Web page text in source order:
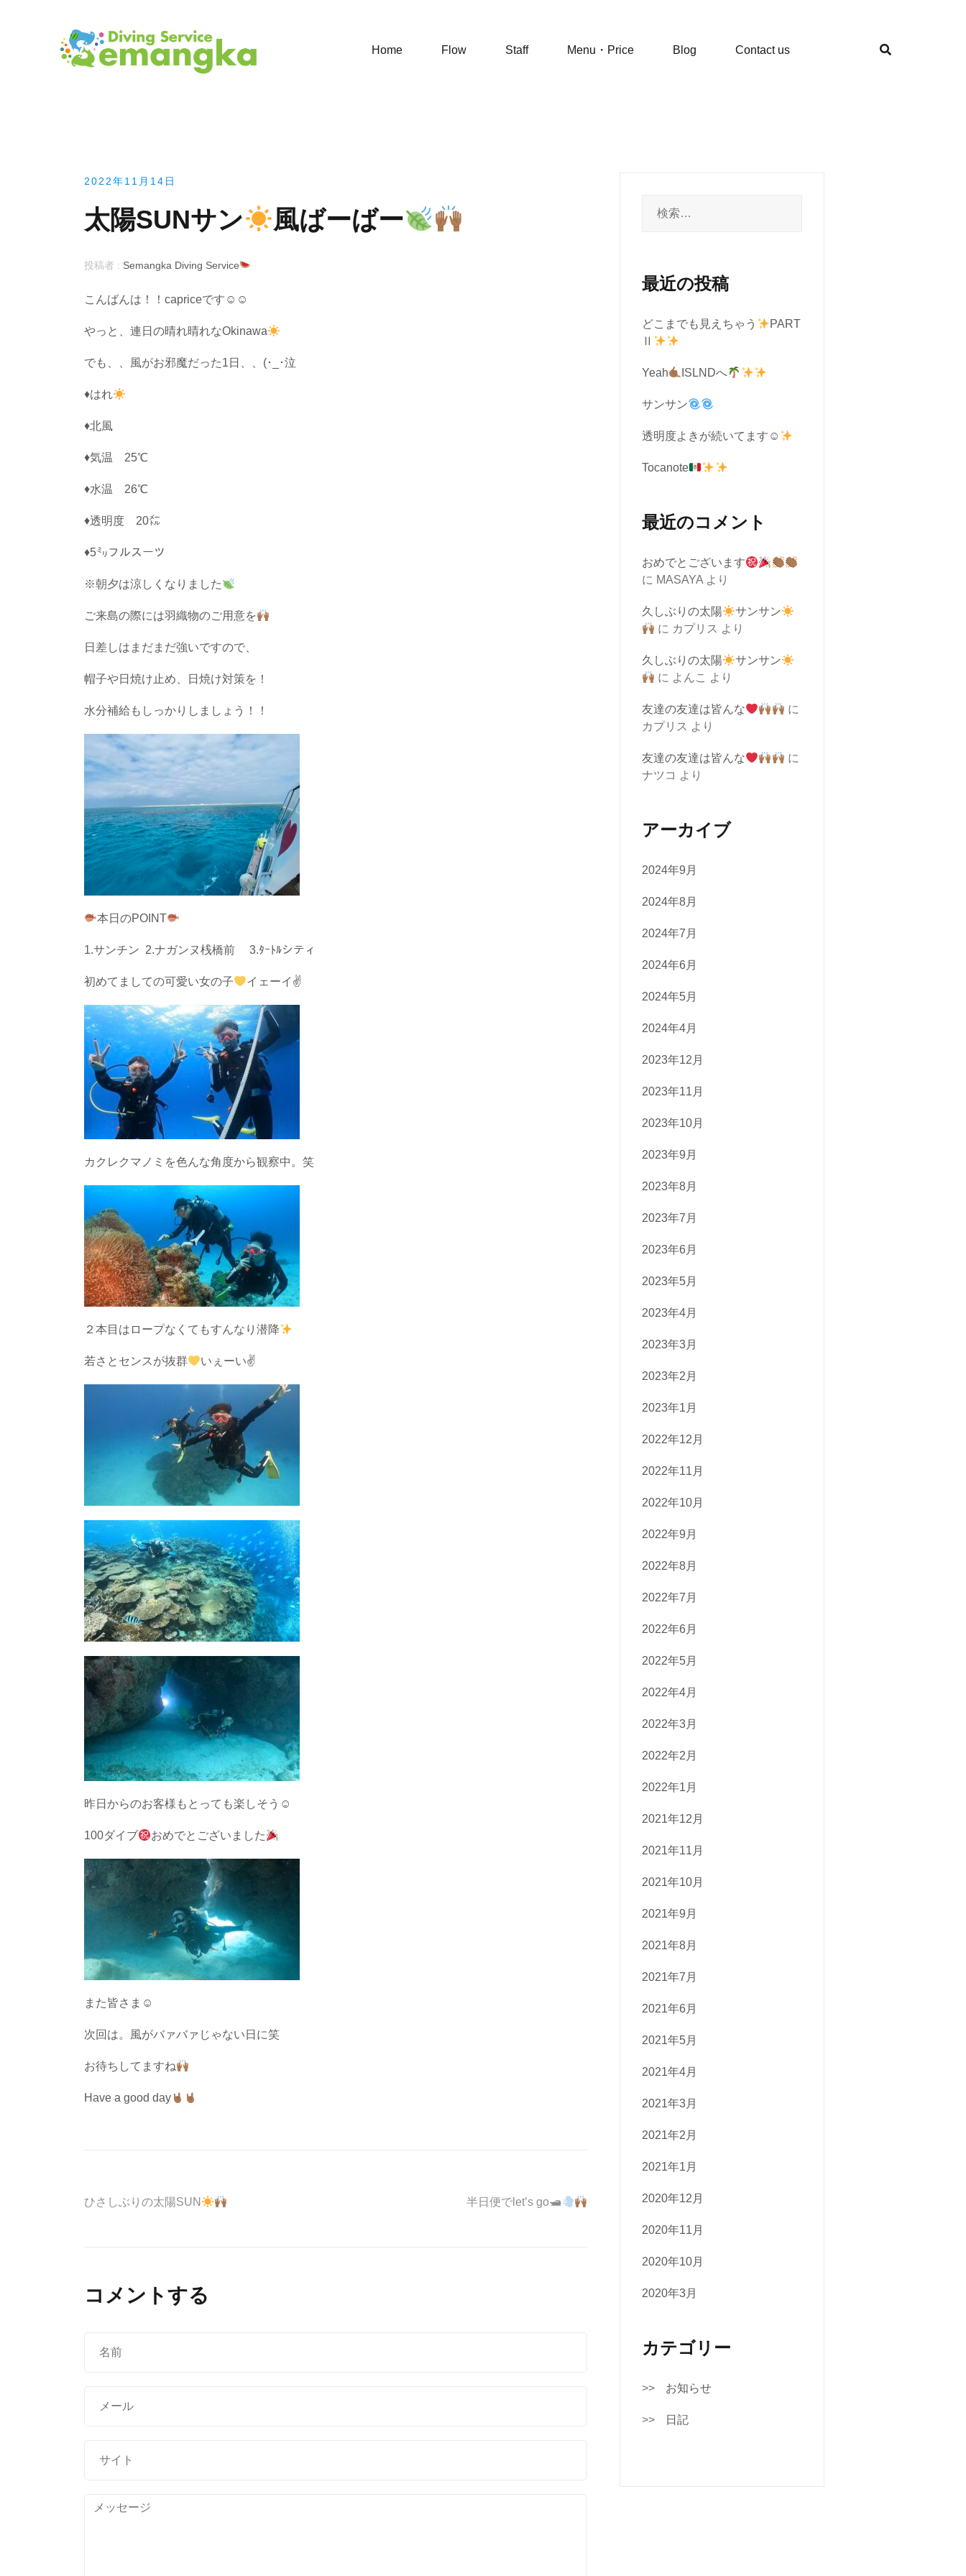
Home Flow Staff Menu・Price Blog Contact us
2022年11月14日
太陽SUNサン 風ばーばー
投稿者 : Semangka Diving Service
こんばんは！！capriceです☺︎☺︎
やっと、連日の晴れ晴れなOkinawa
でも、、風がお邪魔だった1日、、(･_･泣
♦はれ
♦北風
♦気温 25℃
♦水温 26℃
♦透明度 20㍍
♦5㍉フルスーツ
※朝夕は涼しくなりました
ご来島の際には羽織物のご用意を
日差しはまだまだ強いですので、
帽子や日焼け止め、日焼け対策を！
水分補給もしっかりしましょう！！
本日のPOINT
1.サンチン 2.ナガンヌ桟橋前 3.ﾀｰﾄﾙシティ
初めてましての可愛い女の子 イェーイ✌
カクレクマノミを色んな角度から観察中。笑
２本目はロープなくてもすんなり潜降
若さとセンスが抜群 いぇーい✌
昨日からのお客様もとっても楽しそう☺︎
100ダイブ おめでとございました
また皆さま☺︎
次回は。風がバァバァじゃない日に笑
お待ちしてますね
Have a good day
投
ビ
ー
ョ
ひさしぶりの太陽SUN 半日便でlet’s go🛥
コメントする
最近の投稿
どこまでも見えちゃう
PART
Ⅱ
Yeah ISLNDへ
サンサン
透明度よきが続いてます☺︎
Tocanote
最近のコメント
おめでとございます
に MASAYA より
久しぶりの太陽
サンサン
に カプリス より
久しぶりの太陽
サンサン
に よんこ より
友達の友達は皆んな
に
カプリス より
友達の友達は皆んな
に
ナツコ より
アーカイブ
2024年9月
2024年8月
2024年7月
2024年6月
2024年5月
2024年4月
2023年12月
2023年11月
2023年10月
2023年9月
2023年8月
2023年7月
2023年6月
2023年5月
2023年4月
2023年3月
2023年2月
2023年1月
2022年12月
2022年11月
2022年10月
2022年9月
2022年8月
2022年7月
2022年6月
2022年5月
2022年4月
2022年3月
2022年2月
2022年1月
2021年12月
2021年11月
2021年10月
2021年9月
2021年8月
2021年7月
2021年6月
2021年5月
2021年4月
2021年3月
2021年2月
2021年1月
2020年12月
2020年11月
2020年10月
2020年3月
カテゴリー
お知らせ
日記